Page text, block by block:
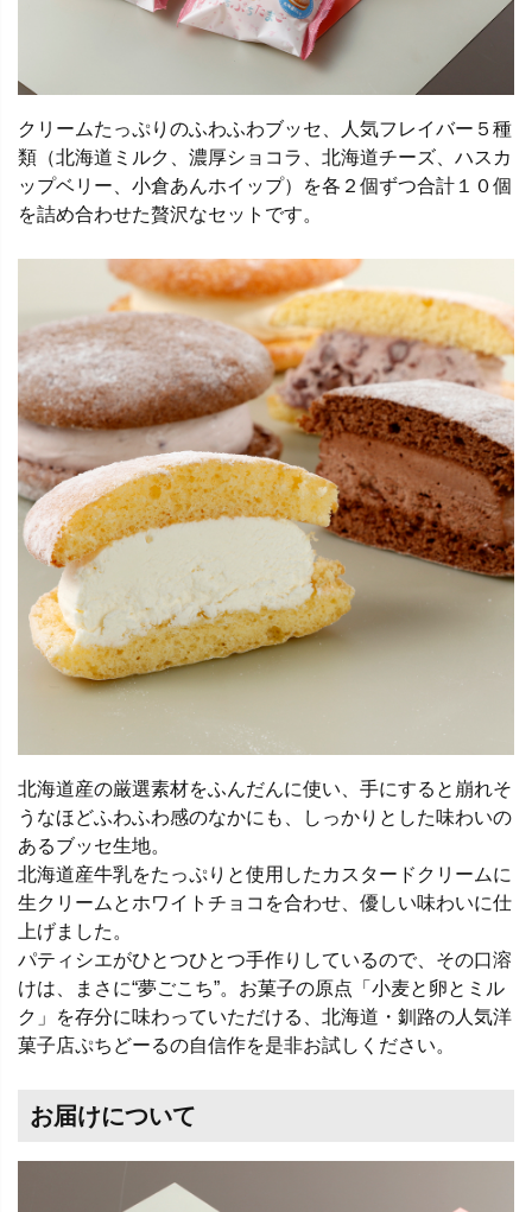
クリームたっぷりのふわふわブッセ、人気フレイバー５種
類（北海道ミルク、濃厚ショコラ、北海道チーズ、ハスカ
ップベリー、小倉あんホイップ）を各２個ずつ合計１０個
を詰め合わせた贅沢なセットです。
北海道産の厳選素材をふんだんに使い、手にすると崩れそ
うなほどふわふわ感のなかにも、しっかりとした味わいの
あるブッセ生地。
北海道産牛乳をたっぷりと使用したカスタードクリームに
生クリームとホワイトチョコを合わせ、優しい味わいに仕
上げました。
パティシエがひとつひとつ手作りしているので、その口溶
けは、まさに“夢ごこち”。お菓子の原点「小麦と卵とミル
ク」を存分に味わっていただける、北海道・釧路の人気洋
菓子店ぷちどーるの自信作を是非お試しください。
お届けについて